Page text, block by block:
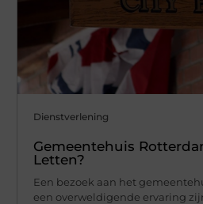
Dienstverlening
Gemeentehuis
Letten?
Een bezoek aan het
een overweldigende ervaring